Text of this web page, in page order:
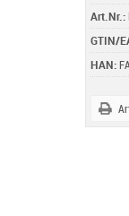
Art.Nr.:
GTIN/
HAN: